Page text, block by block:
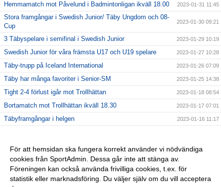
Hemmamatch mot Påvelund i Badmintonligan ikväll 18.00 2023-01-31 11:45
Stora framgångar i Swedish Junior/ Täby Ungdom och 08-
Cup
2023-01-30 09:21
3 Täbyspelare i semifinal i Swedish Junior 2023-01-29 10:19
Swedish Junior för våra främsta U17 och U19 spelare 2023-01-27 10:28
Täby-trupp på Iceland International 2023-01-26 07:09
Täby har många favoriter i Senior-SM 2023-01-25 14:38
Tight 2-4 förlust igår mot Trollhättan 2023-01-18 08:54
Bortamatch mot Trollhättan ikväll 18.30 2023-01-17 07:01
Täbyframgångar i helgen 2023-01-16 11:17
Stark 4-2 vinst mot Aura och härlig Nostalgikväll 2023-01-11 13:37
Hemmamatch mot Aura i kväll 18.00 2023-01-10 08:34
Stor Nostalgifest i Täby RacketCenter 2023-01-05 09:46
För att hemsidan ska fungera korrekt använder vi nödvändiga
cookies från SportAdmin. Dessa går inte att stänga av.
Föreningen kan också använda frivilliga cookies, t.ex. för
statistik eller marknadsföring. Du väljer själv om du vill acceptera